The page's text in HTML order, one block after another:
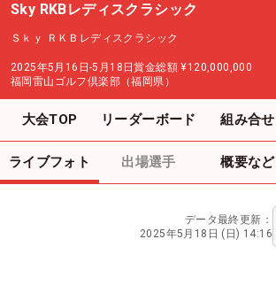
Sky RKBレディスクラシック
Ｓｋｙ ＲＫＢレディスクラシック
2025年5月16日-5月18日賞金総額 ¥120,000,000
福岡雷山ゴルフ倶楽部（福岡県）
大会TOP リーダーボード 組み合せ
ライブフォト 出場選手 概要など
データ最終更新：
2025年5月18日 (日) 14:16